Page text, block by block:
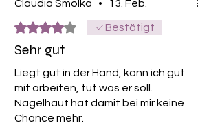
Claudia Smolka • 13. Feb.
Mit 4 von 5 Sternen bewertet.
Bestätigt
Sehr gut
Liegt gut in der Hand, kann ich gut
mit arbeiten, tut was er soll.
Nagelhaut hat damit bei mir keine
Chance mehr.